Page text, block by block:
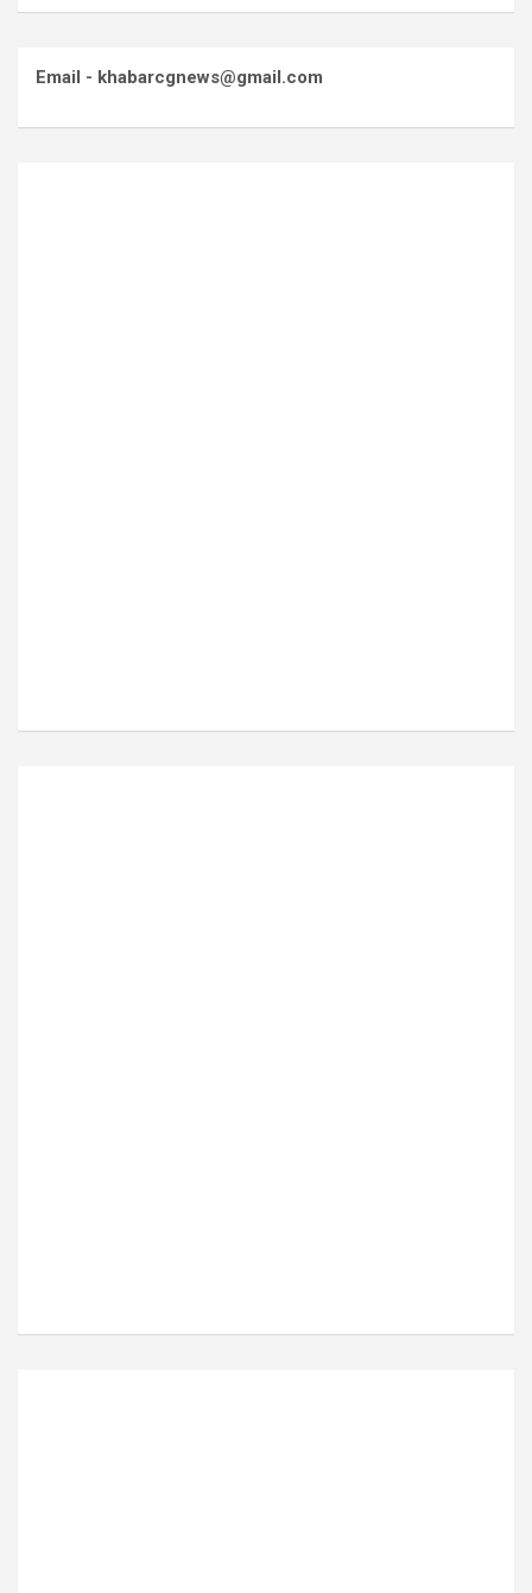
Email - khabarcgnews@gmail.com